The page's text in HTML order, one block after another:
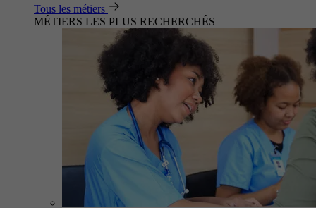
Tous les métiers
MÉTIERS LES PLUS RECHERCHÉS